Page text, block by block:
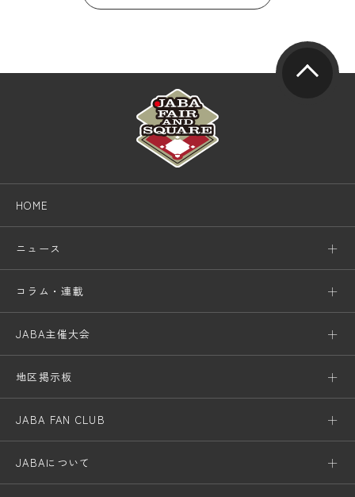
HOME
ニュース
コラム・連載
JABA主催大会
地区掲示板
JABA FAN CLUB
JABAについて